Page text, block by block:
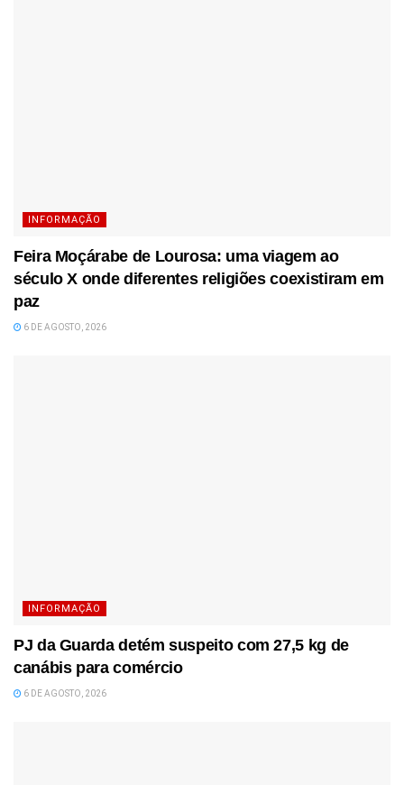
INFORMAÇÃO
Feira Moçárabe de Lourosa: uma viagem ao
século X onde diferentes religiões coexistiram em
paz
6 DE AGOSTO, 2026
INFORMAÇÃO
PJ da Guarda detém suspeito com 27,5 kg de
canábis para comércio
6 DE AGOSTO, 2026